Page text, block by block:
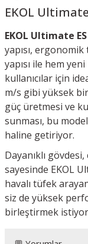
EKOL
EKOL Ultimate
yapısı,
yapısı ile hem
kullanıcılar için
m/s gibi yüksek bir
güç üretmesi ve
sunması, bu
haline getiriyor.
Dayanıklı
sayesinde EKOL
havalı tüfek
siz de yüksek
birleştirmek